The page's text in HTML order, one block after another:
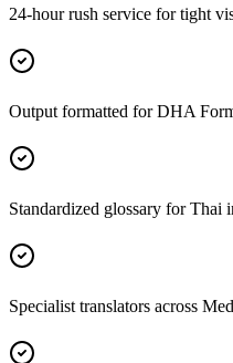
24-hour rush service for tight
Output formatted for DHA
Standardized glossary for Thai
Specialist translators across